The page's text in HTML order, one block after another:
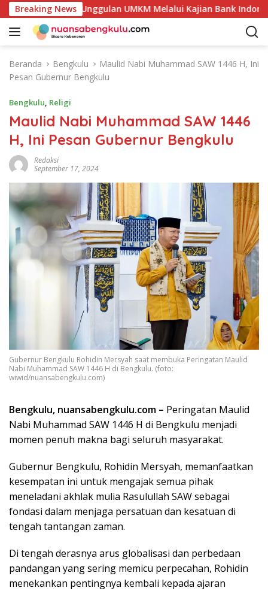
a
Breaking News
Produk Unggulan UMKM Melalui Kajian Bank Indonesia
Beranda Bengkulu
Maulid Nabi Muhammad SAW 1446 H, Ini
Pesan Gubernur Bengkulu
Bengkulu, Religi
Maulid Nabi Muhammad SAW 1446
H, Ini Pesan Gubernur Bengkulu
Redaksi
September 17, 2024
Gubernur Bengkulu Rohidin Mersyah saat membuka Peringatan Maulid
Nabi Muhammad SAW 1446 H di Bengkulu. (foto:
wiwid/nuansabengkulu.com)
Bengkulu, nuansabengkulu.com – Peringatan Maulid
Nabi Muhammad SAW 1446 H di Bengkulu menjadi
momen penuh makna bagi seluruh masyarakat.
Gubernur Bengkulu, Rohidin Mersyah, memanfaatkan
kesempatan ini untuk mengajak semua pihak
meneladani akhlak mulia Rasulullah SAW sebagai
fondasi dalam menjaga persatuan dan kesatuan di
tengah tantangan zaman.
Di tengah derasnya arus globalisasi dan perbedaan
pandangan yang sering memicu perpecahan, Rohidin
menekankan pentingnya kembali kepada ajaran